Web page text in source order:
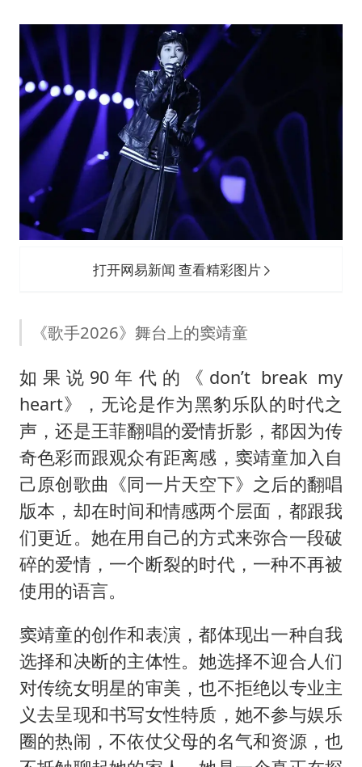
打开网易新闻 查看精彩图片
《歌手2026》舞台上的窦靖童
如果说90年代的《don’t break my
heart》，无论是作为黑豹乐队的时代之
声，还是王菲翻唱的爱情折影，都因为传
奇色彩而跟观众有距离感，窦靖童加入自
己原创歌曲《同一片天空下》之后的翻唱
版本，却在时间和情感两个层面，都跟我
们更近。她在用自己的方式来弥合一段破
碎的爱情，一个断裂的时代，一种不再被
使用的语言。
窦靖童的创作和表演，都体现出一种自我
选择和决断的主体性。她选择不迎合人们
对传统女明星的审美，也不拒绝以专业主
义去呈现和书写女性特质，她不参与娱乐
圈的热闹，不依仗父母的名气和资源，也